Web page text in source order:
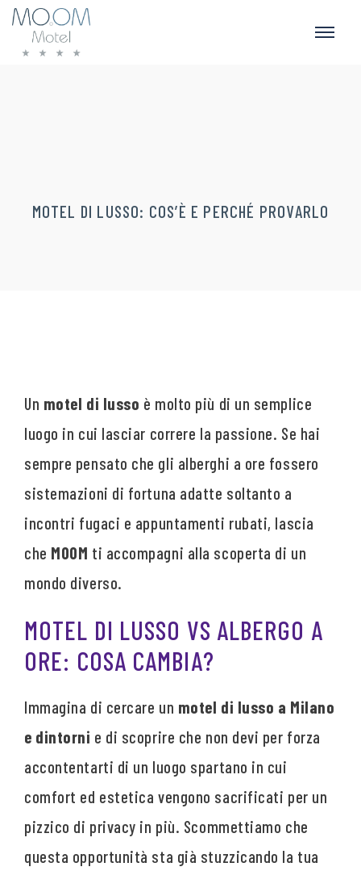
MOTEL DI LUSSO: COS’È E PERCHÉ PROVARLO
Un motel di lusso è molto più di un semplice
luogo in cui lasciar correre la passione. Se hai
sempre pensato che gli alberghi a ore fossero
sistemazioni di fortuna adatte soltanto a
incontri fugaci e appuntamenti rubati, lascia
che MOOM ti accompagni alla scoperta di un
mondo diverso.
MOTEL DI LUSSO VS ALBERGO A
ORE: COSA CAMBIA?
Immagina di cercare un motel di lusso a Milano
e dintorni e di scoprire che non devi per forza
accontentarti di un luogo spartano in cui
comfort ed estetica vengono sacrificati per un
pizzico di privacy in più. Scommettiamo che
questa opportunità sta già stuzzicando la tua